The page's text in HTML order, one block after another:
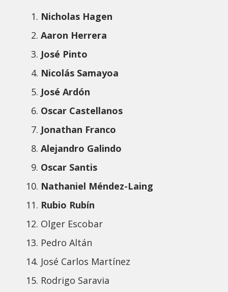
Nicholas Hagen
Aaron Herrera
José Pinto
Nicolás Samayoa
José Ardón
Oscar Castellanos
Jonathan Franco
Alejandro Galindo
Oscar Santis
Nathaniel Méndez-Laing
Rubio Rubín
Olger Escobar
Pedro Altán
José Carlos Martínez
Rodrigo Saravia